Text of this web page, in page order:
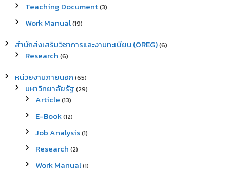
Teaching Document(3)
Work Manual(19)
สำนักส่งเสริมวิชาการและงานทะเบียน (OREG)(6)
Research (6)
หน่วยงานภายนอก (65)
มหาวิทยาลัยรัฐ (29)
Article (13)
E-Book(12)
Job Analysis(1)
Research (2)
Work Manual(1)